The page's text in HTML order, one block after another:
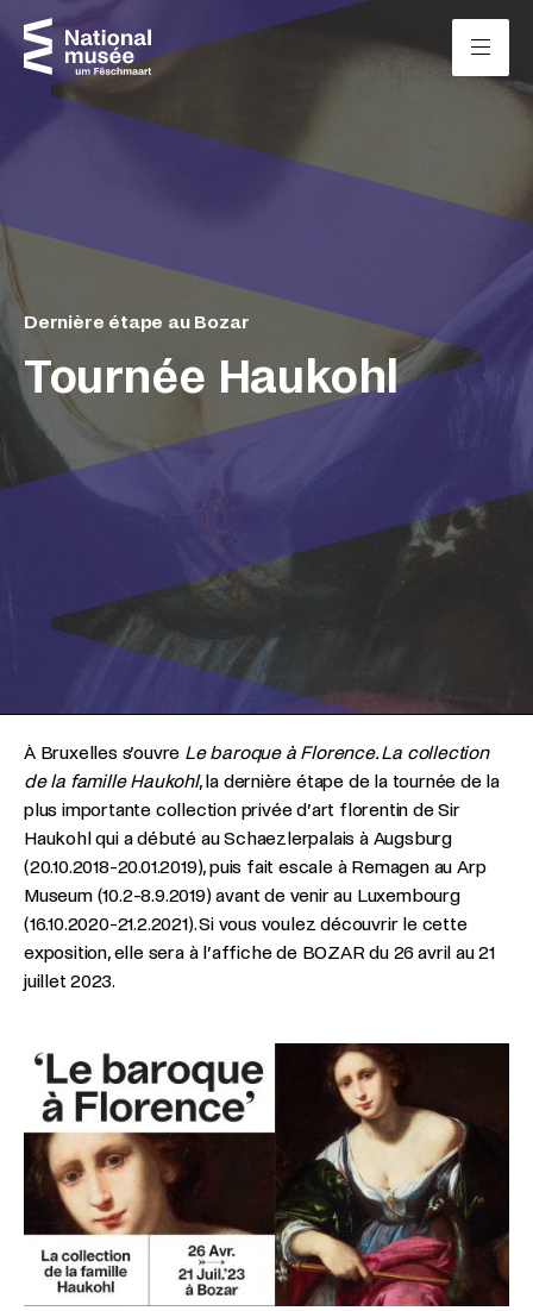
Passer directement au contenu
Tournée Haukohl
Dernière étape au Bozar
À Bruxelles s’ouvre Le baroque à Florence. La collection
de la famille Haukohl, la dernière étape de la tournée de la
plus importante collection privée d’art florentin de Sir
Haukohl qui a débuté au Schaezlerpalais à Augsburg
(20.10.2018-20.01.2019), puis fait escale à Remagen au Arp
Museum (10.2-8.9.2019) avant de venir au Luxembourg
(16.10.2020-21.2.2021). Si vous voulez découvrir le cette
exposition, elle sera à l’affiche de BOZAR du 26 avril au 21
juillet 2023.
Panneau de gestion des cookies